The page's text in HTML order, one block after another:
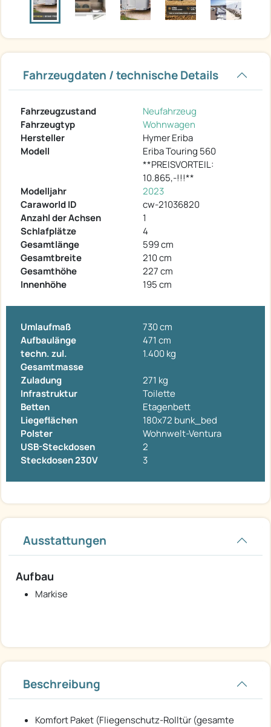
Fahrzeugdaten / technische Details
Fahrzeugzustand
Neufahrzeug
Fahrzeugtyp
Wohnwagen
Hersteller
Hymer Eriba
Modell
Eriba Touring 560
**PREISVORTEIL:
10.865,-!!!**
Modelljahr
2023
Caraworld ID
cw-21036820
Anzahl der Achsen
1
Schlafplätze
4
Gesamtlänge
599 cm
Gesamtbreite
210 cm
Gesamthöhe
227 cm
Innenhöhe
195 cm
Umlaufmaß
730 cm
Aufbaulänge
471 cm
techn. zul.
Gesamtmasse
1.400 kg
Zuladung
271 kg
Infrastruktur
Toilette
Betten
Etagenbett
Liegeflächen
180x72 bunk_bed
Polster
Wohnwelt-Ventura
USB-Steckdosen
2
Steckdosen 230V
3
Ausstattungen
Aufbau
Markise
Beschreibung
Komfort Paket (Fliegenschutz-Rolltür (gesamte